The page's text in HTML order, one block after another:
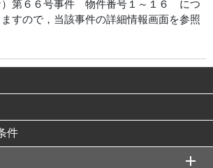
）第６６号事件 物件番号１～１６ につ
すので，当該事件の詳細情報画面を参照
件